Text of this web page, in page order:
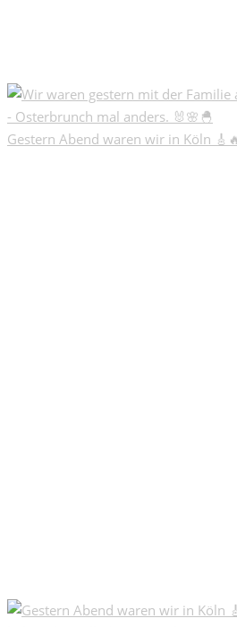
Gestern Abend waren wir in Köln